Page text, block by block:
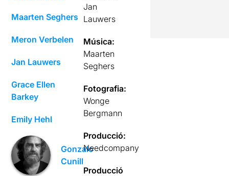
Maarten Seghers
Meron Verbelen
Jan Lauwers
Grace Ellen
Barkey
Emily Hehl
Gonzalo
Cunill
Jan
Lauwers
Música:
Maarten
Seghers
Fotografia:
Wonge
Bergmann
Producció:
Needcompany
Producció